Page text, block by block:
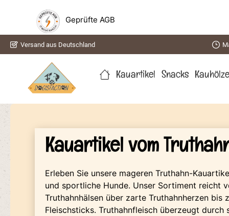
Zur Hauptnavigation springen
Geprüfte AGB
Versand aus Deutschland
Kauartikel Snacks
Kauartikel vom
Erleben Sie unsere mageren Truthahn-
und sportliche Hunde. Unser Sortiment reicht
Truthahnhälsen über zarte Truthahnherzen bis
Fleischsticks. Truthahnfleisch überzeugt durch